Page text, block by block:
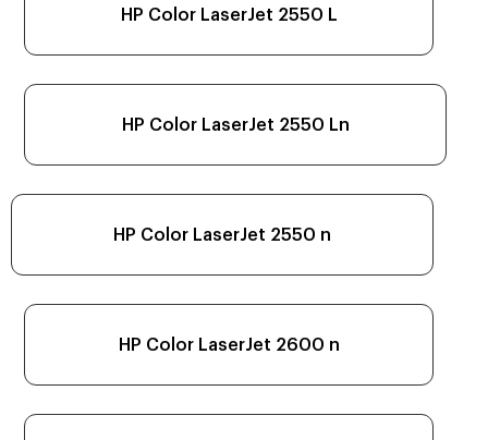
HP Color LaserJet 2550 L
HP Color LaserJet 2550 Ln
HP Color LaserJet 2550 n
HP Color LaserJet 2600 n